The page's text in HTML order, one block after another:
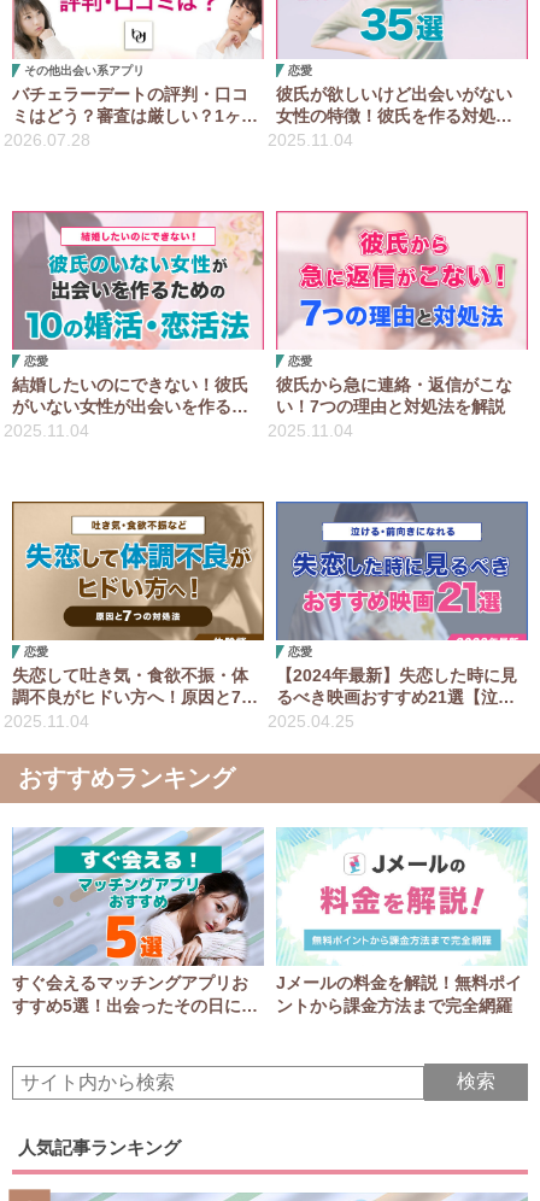
その他出会い系アプリ
バチェラーデートの評判・口コ
ミはどう？審査は厳しい？1ヶ月
実際に使って評価！
2026.07.28
恋愛
彼氏が欲しいけど出会いがない
女性の特徴！彼氏を作る対処法
35選！
2025.11.04
恋愛
結婚したいのにできない！彼氏
がいない女性が出会いを作るた
めの10の婚活・恋活法
2025.11.04
恋愛
彼氏から急に連絡・返信がこな
い！7つの理由と対処法を解説
2025.11.04
恋愛
失恋して吐き気・食欲不振・体
調不良がヒドい方へ！原因と7つ
の対処法【体験談】
2025.11.04
恋愛
【2024年最新】失恋した時に見
るべき映画おすすめ21選【泣け
る・前向きになれる】
2025.04.25
おすすめランキング
すぐ会えるマッチングアプリお
すすめ5選！出会ったその日にア
Jメールの料金を解説！無料ポイ
ントから課金方法まで完全網羅
人気記事ランキング